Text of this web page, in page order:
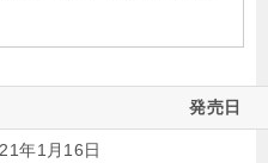
発売日
年1月16日